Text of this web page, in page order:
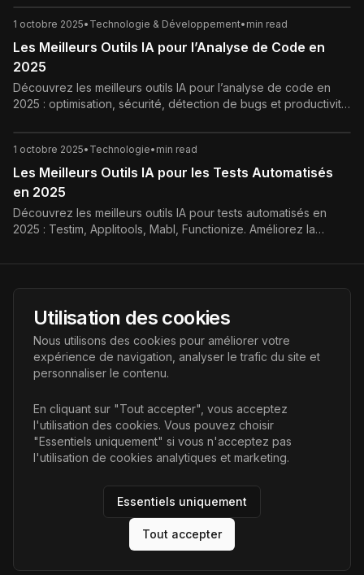
personnalisé.
1 octobre 2025• Technologie & Développement• min read
Les Meilleurs Outils IA pour l’Analyse de Code en
2025
Découvrez les meilleurs outils IA pour l’analyse de code en
2025 : optimisation, sécurité, détection de bugs et productivité
1 octobre 2025• Technologie• min read
Les Meilleurs Outils IA pour les Tests Automatisés
en 2025
Découvrez les meilleurs outils IA pour tests automatisés en
2025 : Testim, Applitools, Mabl, Functionize. Améliorez la
AI Futur
Portail de l'avenir de l'intelligence artificielle, vous aidant à
découvrir les dernières technologies IA.
Liens
Accueil
Articles
AI Futur. Tous droits réservés.
Utilisation des cookies
Nous utilisons des cookies pour améliorer votre
expérience de navigation, analyser le trafic du site et
personnaliser le contenu.
En cliquant sur "Tout accepter", vous acceptez
l'utilisation des cookies. Vous pouvez choisir
"Essentiels uniquement" si vous n'acceptez pas
l'utilisation de cookies analytiques et marketing.
Essentiels uniquement
Tout accepter